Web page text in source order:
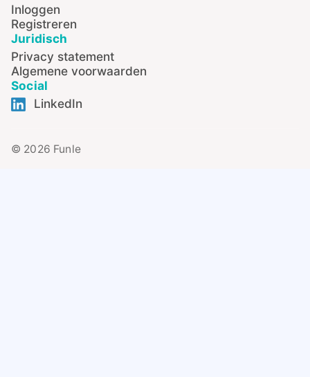
Inloggen
Registreren
Juridisch
Privacy statement
Algemene voorwaarden
Social
LinkedIn
© 2026 Funle